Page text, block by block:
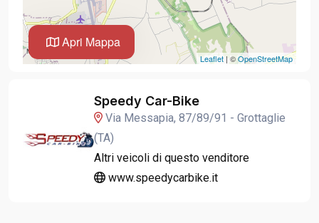
Apri Mappa
Leaflet | ©OpenStreetMap
Speedy Car-Bike
Via Messapia, 87/89/91 - Grottaglie
(TA)
Altri veicoli di questo venditore
www.speedycarbike.it